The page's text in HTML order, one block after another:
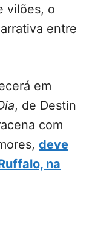
vilões, o
entre
em
, de Destin
com
deve
na